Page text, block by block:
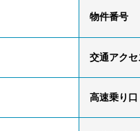
物件番号
交通アクセ
高速乗り口